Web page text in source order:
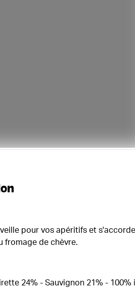
pour vos apéritifs et
fromage de chèvre.
24% - Sauvignon 21% -